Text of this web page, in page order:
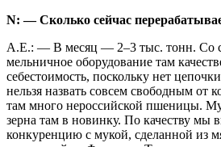
N: — Сколько сейчас
А.Е.: — В месяц — 2–3 тыс. тонн. Со
мельничное оборудование там
себестоимость, поскольку нет
нельзя назвать совсем свободным от
там много нероссийской пшеницы.
зерна там в новинку. По качеству мы
конкуренцию с мукой, сделанной из